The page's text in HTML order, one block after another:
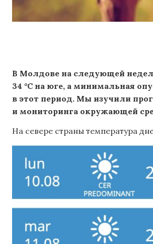
В Молдове на следующей
34 °C на юге, а минимальная
в этот период. Мы изучили
и мониторинга окружающей
На севере страны температура